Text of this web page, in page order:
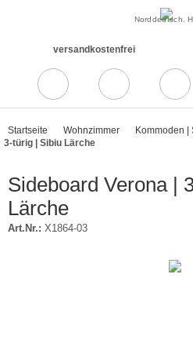
Norddeutsch.
versandkostenfrei
Startseite Wohnzimmer Kommoden |
3-türig | Sibiu Lärche
Sideboard Verona |
Lärche
Art.Nr.: X1864-03